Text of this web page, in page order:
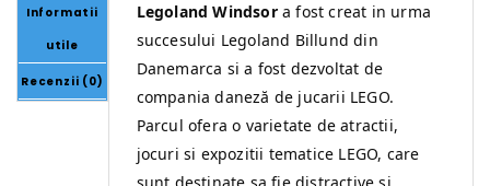
Informatii
utile
Recenzii (0)
Legoland Windsora fost creat in urma
succesului Legoland Billund din
Danemarca si a fost dezvoltat de
compania daneză de jucarii LEGO.
Parcul ofera o varietate de atractii,
jocuri si expozitii tematice LEGO, care